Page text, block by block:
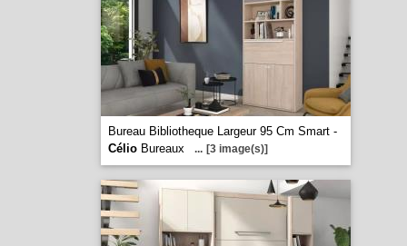
Bureau Bibliotheque Largeur 95 Cm Smart -
CélioBureaux ... [3 image(s)]